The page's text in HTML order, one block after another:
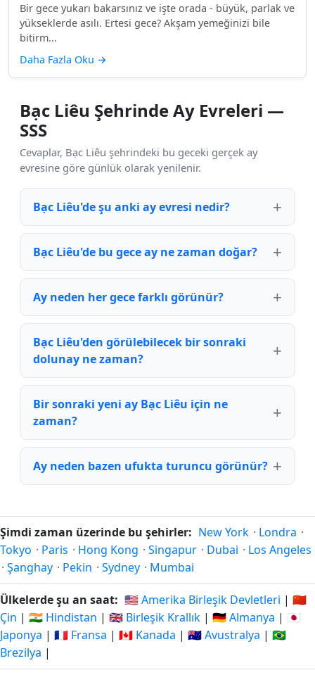
Bir gece yukarı bakarsınız ve işte orada - büyük, parlak ve
yükseklerde asılı. Ertesi gece? Akşam yemeğinizi bile
bitirm...
Daha Fazla Oku →
Bạc Liêu Şehrinde Ay Evreleri —
SSS
Cevaplar, Bạc Liêu şehrindeki bu geceki gerçek ay
evresine göre günlük olarak yenilenir.
Bạc Liêu'de şu anki ay evresi nedir?
Bạc Liêu'de bu gece ay ne zaman doğar?
Ay neden her gece farklı görünür?
Bạc Liêu'den görülebilecek bir sonraki
dolunay ne zaman?
Bir sonraki yeni ay Bạc Liêu için ne
zaman?
Ay neden bazen ufukta turuncu görünür?
Şimdi zaman üzerinde bu şehirler: New York · Londra ·
Tokyo · Paris · Hong Kong · Singapur · Dubai · Los Angeles
· Şanghay · Pekin · Sydney · Mumbai
Ülkelerde şu an saat: 🇺🇸 Amerika Birleşik Devletleri | 🇨🇳
Çin | 🇮🇳 Hindistan | 🇬🇧 Birleşik Krallık | 🇩🇪 Almanya | 🇯🇵
Japonya | 🇫🇷 Fransa | 🇨🇦 Kanada | 🇦🇺 Avustralya | 🇧🇷
Brezilya |